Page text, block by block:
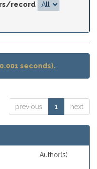
record
seconds).
previous 1 next
Author(s)